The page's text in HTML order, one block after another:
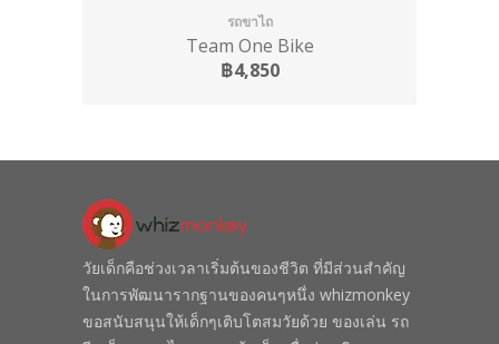
รถขาไถ
Team One Bike
฿4,850
วัยเด็กคือช่วงเวลาเริ่มต้นของชีวิต ที่มีส่วนสำคัญ
ในการพัฒนารากฐานของคนๆหนึ่ง whizmonkey
ขอสนับสนุนให้เด็กๆเติบโตสมวัยด้วย ของเล่น รถ